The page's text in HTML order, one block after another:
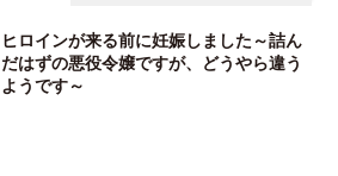
ヒロインが来る前に妊娠しました～詰ん
だはずの悪役令嬢ですが、どうやら違う
ようです～